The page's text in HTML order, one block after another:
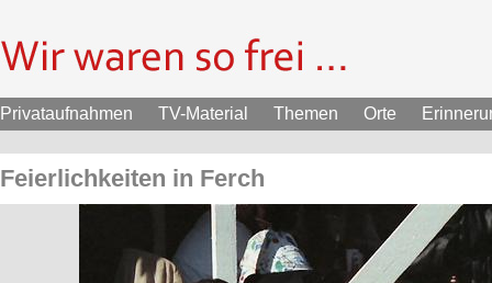
Privataufnahmen TV-Material Themen Orte
Feierlichkeiten in Ferch